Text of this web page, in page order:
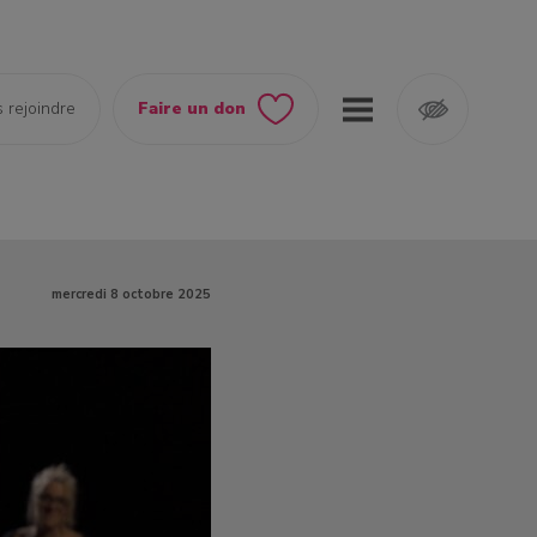
rejoindre Faire un don
mercredi 8 octobre 2025